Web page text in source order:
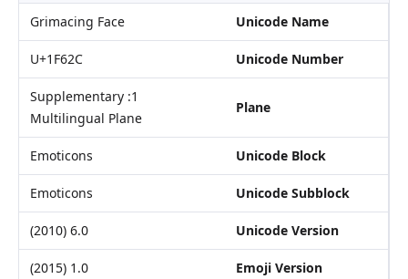
Unicode Name
Grimacing Face
Unicode Number
U+1F62C
Plane
1: Supplementary
Multilingual Plane
Unicode Block
Emoticons
Unicode Subblock
Emoticons
Unicode Version
6.0 (2010)
Emoji Version
1.0 (2015)